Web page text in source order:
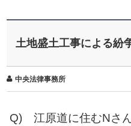
土地盛土工事による紛
中央法律事務所
Q) 江原道に住むNさ